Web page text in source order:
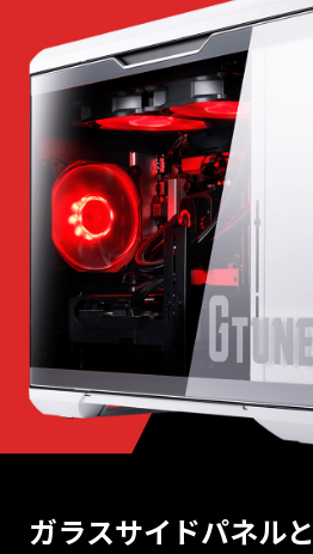
ガラスサイドパネルと